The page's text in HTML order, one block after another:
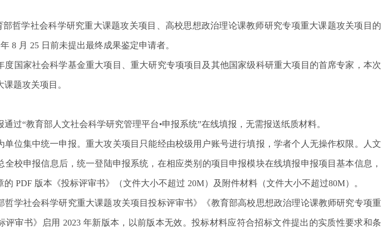
部哲学社会科学研究重大课题攻关项目、高校思想政治理论课教师研究专项重大课题攻关项目的
8 月 25 日前未提出最终成果鉴定申请者。
度国家社会科学基金重大项目、重大研究专项项目及其他国家级科研重大项目的首席专家，本次
题攻关项目。
通过“教育部人文社会科学研究管理平台•申报系统”在线填报，无需报送纸质材料。
单位集中统一申报。重大攻关项目只能经由校级用户账号进行填报，学者个人无操作权限。人文
全校申报信息后，统一登陆申报系统，在相应类别的项目申报模块在线填报申报项目基本信息，
的 PDF 版本《投标评审书》（文件大小不超过 20M）及附件材料（文件大小不超过80M）。
哲学社会科学研究重大课题攻关项目投标评审书》《教育部高校思想政治理论课教师研究专项重
评审书》启用 2023 年新版本，以前版本无效。投标材料应符合招标文件提出的实质性要求和条